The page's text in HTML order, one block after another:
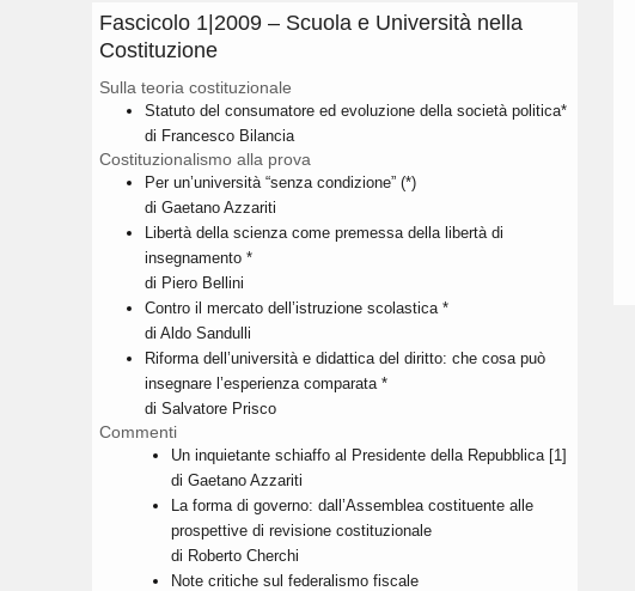
Fascicolo 1|2009 – Scuola e Università nella
Costituzione
Sulla teoria costituzionale
Statuto del consumatore ed evoluzione della società politica*
di Francesco Bilancia
Costituzionalismo alla prova
Per un’università “senza condizione” (*)
di Gaetano Azzariti
Libertà della scienza come premessa della libertà di
insegnamento *
di Piero Bellini
Contro il mercato dell’istruzione scolastica *
di Aldo Sandulli
Riforma dell’università e didattica del diritto: che cosa può
insegnare l’esperienza comparata *
di Salvatore Prisco
Commenti
Un inquietante schiaffo al Presidente della Repubblica [1]
di Gaetano Azzariti
La forma di governo: dall’Assemblea costituente alle
prospettive di revisione costituzionale
di Roberto Cherchi
Note critiche sul federalismo fiscale